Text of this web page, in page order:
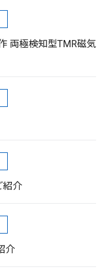
両極検知型TMR磁気
紹介
介